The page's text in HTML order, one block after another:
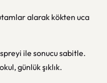
alarak kökten uca
ile sonucu sabitle.
günlük şıklık.